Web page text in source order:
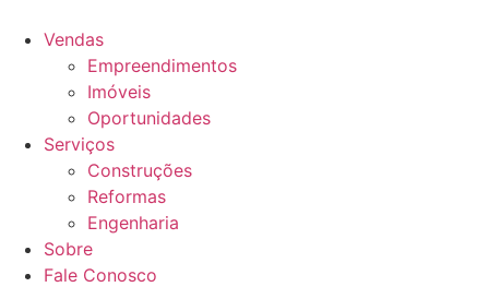
para
conteúdo
Vendas
Empreendimentos
Imóveis
Oportunidades
Serviços
Construções
Reformas
Engenharia
Sobre
Fale Conosco